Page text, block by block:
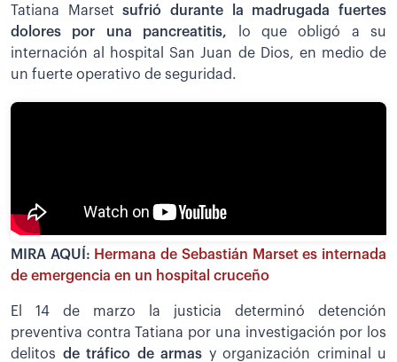
Tatiana Marsetsufrió durante la madrugada fuertes
dolores por una pancreatitis,
lo que obligó a su
internación al hospital San Juan de Dios, en medio de
un fuerte operativo de seguridad.
MIRA AQUÍ: Hermana de Sebastián Marset es internada
de emergencia en un hospital cruceño
El 14 de marzo la justicia determinó detención
preventiva contra Tatiana por una investigación por los
delitos de tráfico de armas y organización criminal u